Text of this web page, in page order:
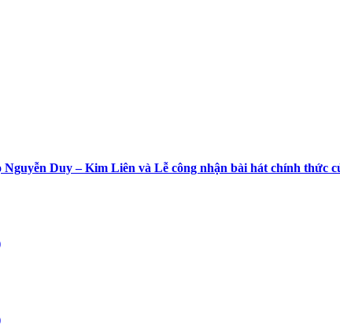
Duy – Kim Liên và Lễ công nhận bài hát chính thức